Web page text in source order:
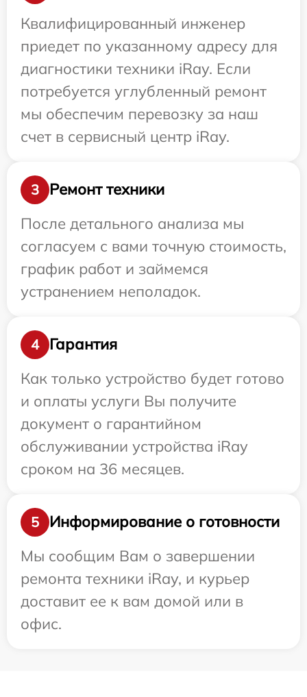
Квалифицированный инженер
приедет по указанному адресу для
диагностики техники iRay. Если
потребуется углубленный ремонт
мы обеспечим перевозку за наш
счет в сервисный центр iRay.
3
Ремонт техники
После детального анализа мы
согласуем с вами точную стоимость,
график работ и займемся
устранением неполадок.
4
Гарантия
Как только устройство будет готово
и оплаты услуги Вы получите
документ о гарантийном
обслуживании устройства iRay
сроком на 36 месяцев.
5
Информирование о готовности
Мы сообщим Вам о завершении
ремонта техники iRay, и курьер
доставит ее к вам домой или в
офис.